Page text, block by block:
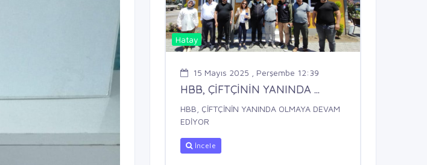
Hatay
15 Mayıs 2025 , Perşembe 12:39
HBB, ÇİFTÇİNİN YANINDA ...
HBB, ÇİFTÇİNİN YANINDA OLMAYA DEVAM
EDİYOR
İncele